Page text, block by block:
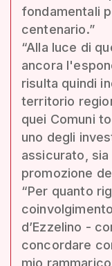
fondamentali
centenario.”
“Alla luce di
ancora
risulta quindi
territorio
quei Comuni
uno degli
assicurato,
promozione
“Per quanto
d’Ezzelino -
concordare
mio